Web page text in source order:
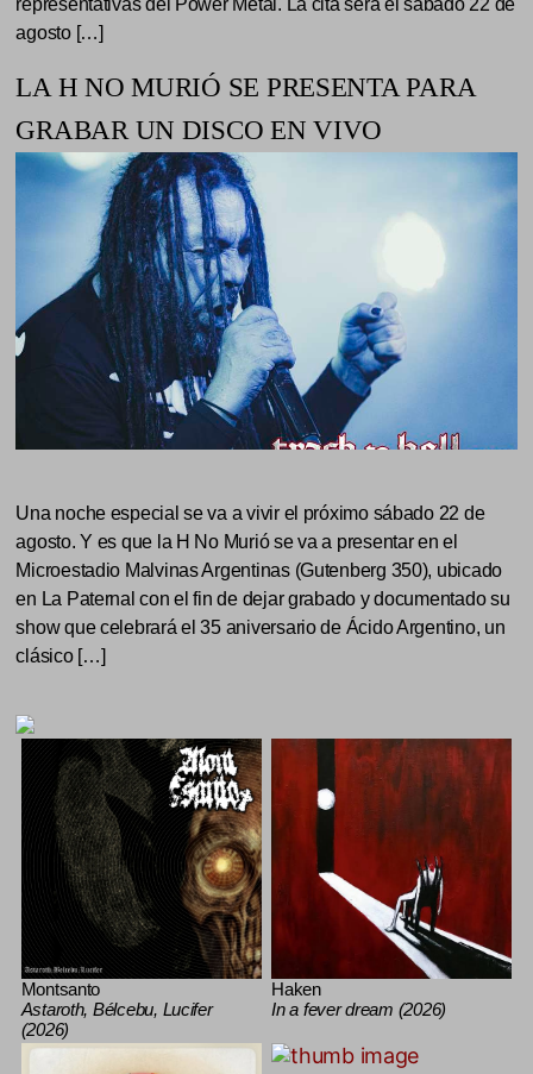
representativas del Power Metal. La cita será el sábado 22 de
agosto […]
LA H NO MURIÓ SE PRESENTA PARA
GRABAR UN DISCO EN VIVO
Una noche especial se va a vivir el próximo sábado 22 de
agosto. Y es que la H No Murió se va a presentar en el
Microestadio Malvinas Argentinas (Gutenberg 350), ubicado
en La Paternal con el fin de dejar grabado y documentado su
show que celebrará el 35 aniversario de Ácido Argentino, un
clásico […]
Montsanto
Astaroth, Bélcebu, Lucifer
(2026)
Haken
In a fever dream (2026)